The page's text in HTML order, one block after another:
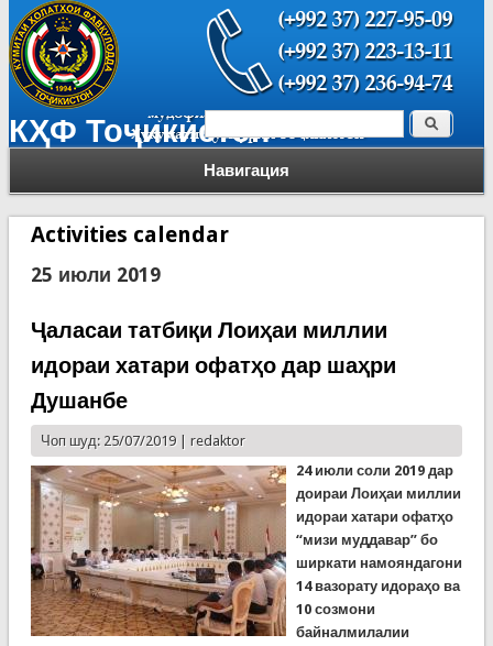
КҲФ Тоҷикистон
Навигация
Форма поиска Поиск
Activities calendar
25 июли 2019
Ҷаласаи татбиқи Лоиҳаи миллии
идораи хатари офатҳо дар шаҳри
Душанбе
Чоп шуд: 25/07/2019 | redaktor
24 июли соли 2019 дар
доираи Лоиҳаи миллии
идораи хатари офатҳо
“мизи муддавар” бо
ширкати намояндагони
14 вазорату идораҳо ва
10 созмони
байналмилалии